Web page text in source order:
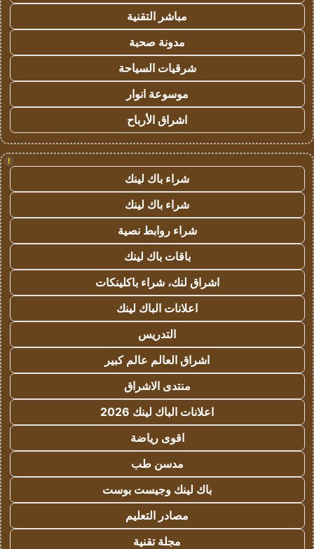
مباشر التقنية
مدونة صحبة
شرقيات السياحة
موسوعة انوار
اشراق الأرباح
!
شراء باك لينك
شراء باك لينك
شراء روابط نصية
باقات باك لينك
اشراق لنك، شراء باكلينكات
اعلانات الباك لينك
التدريس
اشراق العالم عالم كبير
منتدى الاشراق
اعلانات الباك لينك 2026
اقوى رياضة
مدسن طب
باك لينك وجيست بوست
مصادر التعليم
مجلة تقنية